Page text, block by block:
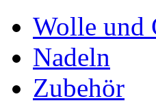
Wolle und
Nadeln
Zubehör